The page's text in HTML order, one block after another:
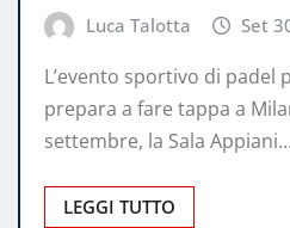
Luca Talotta Set
L’evento sportivo di padel
prepara a fare tappa a
settembre, la Sala Appiani…
LEGGI TUTTO